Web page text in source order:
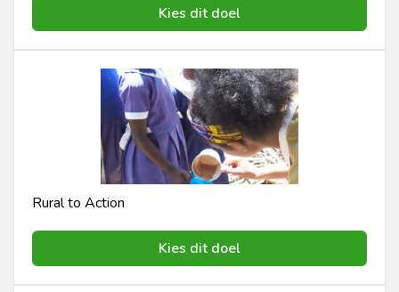
Kies dit doel
Rural to Action
Kies dit doel